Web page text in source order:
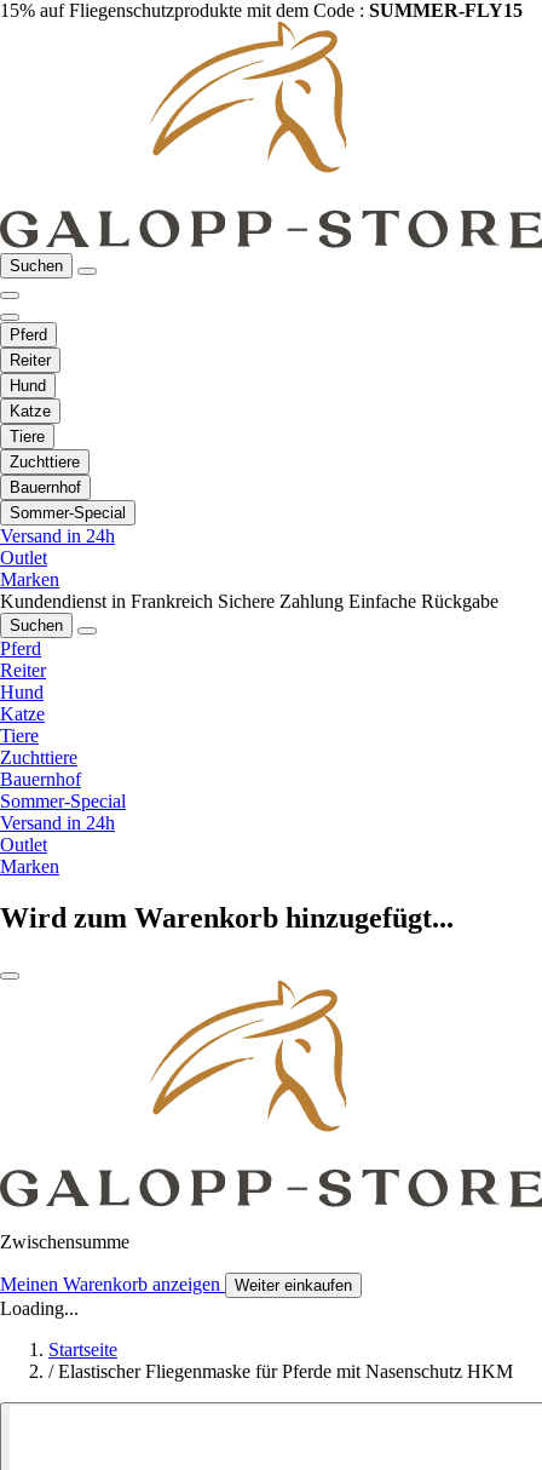
15% auf Fliegenschutzprodukte mit dem Code : SUMMER-FLY15
Suchen
Pferd
Reiter
Hund
Katze
Tiere
Zuchttiere
Bauernhof
Sommer-Special
Versand in 24h
Outlet
Marken
Kundendienst in Frankreich Sichere Zahlung Einfache Rückgabe
Suchen
Pferd
Reiter
Hund
Katze
Tiere
Zuchttiere
Bauernhof
Sommer-Special
Versand in 24h
Outlet
Marken
Wird zum Warenkorb hinzugefügt...
Zwischensumme
Meinen Warenkorb anzeigen Weiter einkaufen
Loading...
Startseite
/ Elastischer Fliegenmaske für Pferde mit Nasenschutz HKM